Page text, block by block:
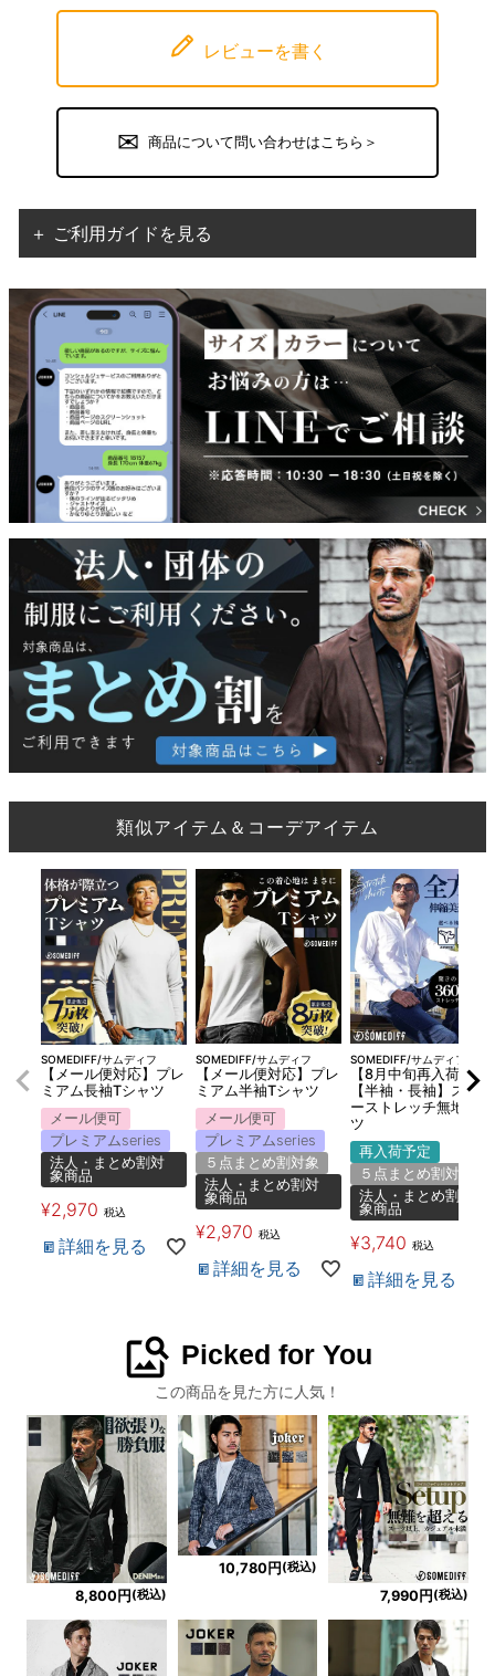
レビューを書く
商品について問い合わせはこちら＞
＋ ご利用ガイドを見る
類似アイテム＆コーデアイテム
SOMEDIFF/サムディフ
【メール便対応】プレ
ミアム長袖Tシャツ
メール便可
プレミアムseries
法人・まとめ割対
象商品
¥2,970 税込
詳細を見る
SOMEDIFF/サムディフ
【メール便対応】プレ
ミアム半袖Tシャツ
メール便可
プレミアムseries
５点まとめ割対象
法人・まとめ割対
象商品
¥2,970 税込
詳細を見る
SOMEDIFF/サムディフ
【8月中旬再入荷】
【半袖・長袖】スーパ
ーストレッチ無地シャ
ツ
再入荷予定
５点まとめ割対象
法人・まとめ割対
象商品
¥3,740 税込
詳細を見る
image_search Picked for You
この商品を見た方に人気！
8,800円 (税込)
10,780円 (税込)
7,990円 (税込)